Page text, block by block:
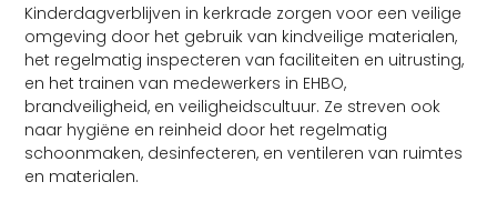
Kinderdagverblijven in kerkrade zorgen voor een veilige
omgeving door het gebruik van kindveilige materialen,
het regelmatig inspecteren van faciliteiten en uitrusting,
en het trainen van medewerkers in EHBO,
brandveiligheid, en veiligheidscultuur. Ze streven ook
naar hygiëne en reinheid door het regelmatig
schoonmaken, desinfecteren, en ventileren van ruimtes
en materialen.